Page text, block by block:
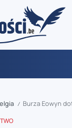
/ Burza Eowyn